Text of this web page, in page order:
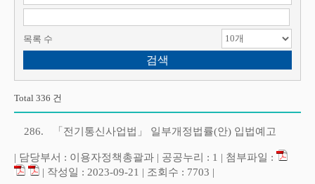
목록 수
Total 336 건
286. 「전기통신사업법」 일부개정법률(안) 입법예고
| 담당부서 : 이용자정책총괄과 | 공공누리 : 1 | 첨부파일 :
| 작성일 : 2023-09-21 | 조회수 : 7703 |